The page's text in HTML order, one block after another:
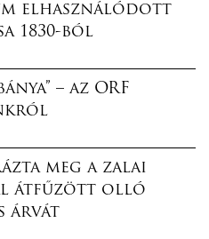
elhasználódott
1830-ból
– az ORF
meg a zalai
átfűzött olló
árvát